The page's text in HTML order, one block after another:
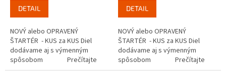
DETAIL
NOVÝ alebo OPRAVENÝ
ŠTARTÉR - KUS za KUS Diel
dodávame aj s výmenným
spôsobom Prečítajte
si ako funguje...
DETAIL
NOVÝ alebo OPRAVENÝ
ŠTARTÉR - KUS za KUS Diel
dodávame aj s výmenným
spôsobom Prečítajte
si ako funguje...